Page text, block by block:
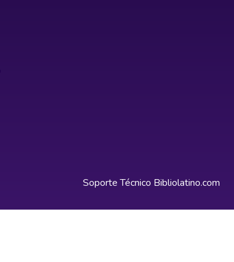
Soporte Técnico Bibliolatino.com